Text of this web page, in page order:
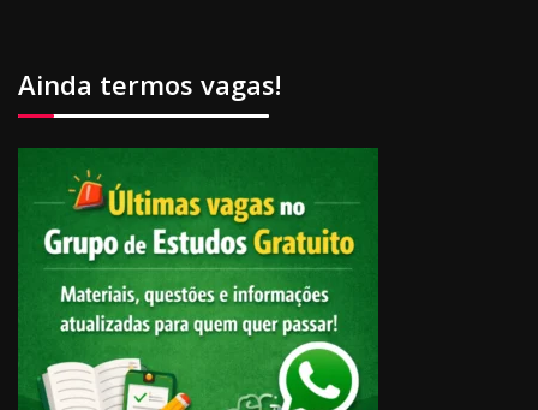
Ainda termos vagas!